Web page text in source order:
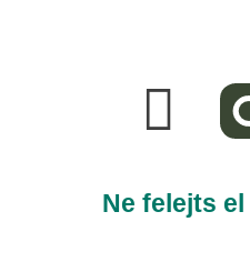
a
c
e
Ne felejts